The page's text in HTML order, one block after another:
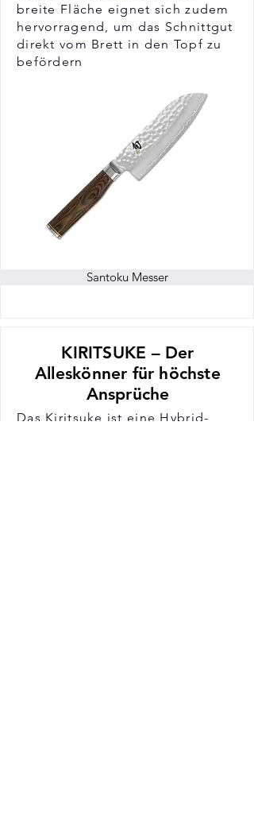
breite Fläche eignet sich zudem
hervorragend, um das Schnittgut
direkt vom Brett in den Topf zu
befördern
Santoku Messer
KIRITSUKE – Der
Alleskönner für höchste
Ansprüche
Das Kiritsuke ist eine Hybrid-